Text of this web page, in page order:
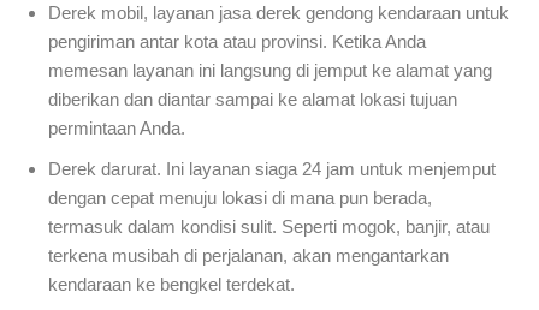
Derek mobil, layanan jasa derek gendong kendaraan untuk
pengiriman antar kota atau provinsi. Ketika Anda
memesan layanan ini langsung di jemput ke alamat yang
diberikan dan diantar sampai ke alamat lokasi tujuan
permintaan Anda.
Derek darurat. Ini layanan siaga 24 jam untuk menjemput
dengan cepat menuju lokasi di mana pun berada,
termasuk dalam kondisi sulit. Seperti mogok, banjir, atau
terkena musibah di perjalanan, akan mengantarkan
kendaraan ke bengkel terdekat.